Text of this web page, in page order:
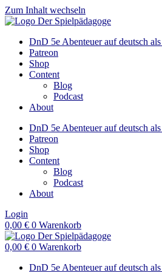
Zum Inhalt wechseln
DnD 5e Abenteuer auf deutsch
Patreon
Shop
Content
Blog
Podcast
About
DnD 5e Abenteuer auf deutsch
Patreon
Shop
Content
Blog
Podcast
About
Login
0,00 € 0 Warenkorb
0,00 € 0 Warenkorb
DnD 5e Abenteuer auf deutsch